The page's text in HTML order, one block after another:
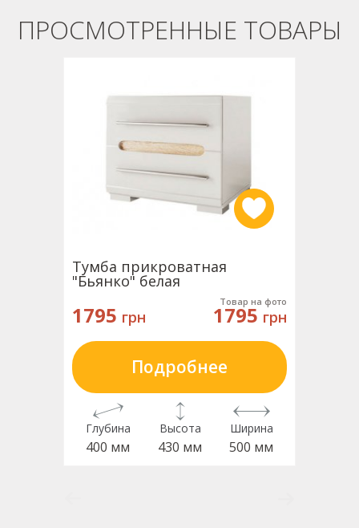
ПРОСМОТРЕННЫЕ ТОВАРЫ
Тумба прикроватная
"Бьянко" белая
1795 грн
Товар на фото
1795 грн
Подробнее
Глубина
400 мм
Высота
430 мм
Ширина
500 мм